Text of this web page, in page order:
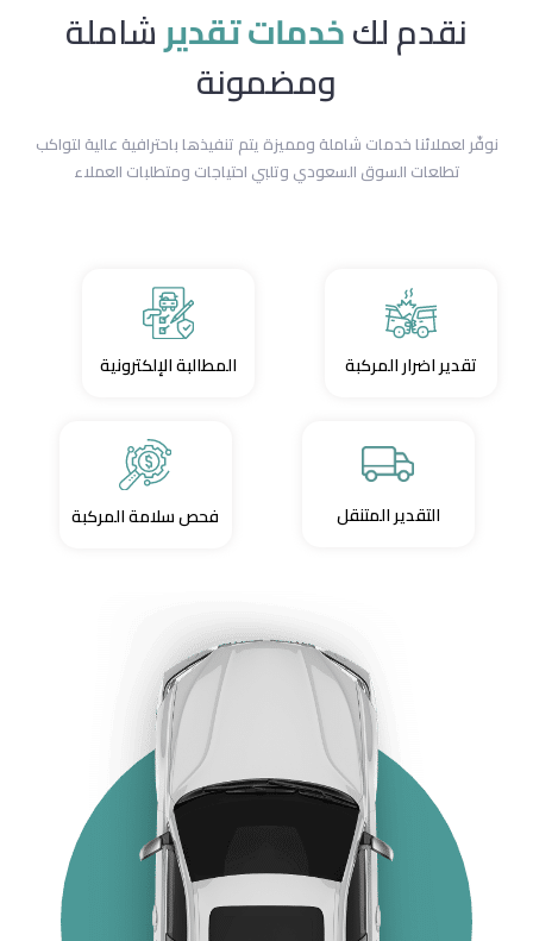
نقدم لكخدمات تقديرشاملة
ومضمونة
نوفّر لعملائنا خدمات شاملة ومميزة يتم تنفيذها باحترافية عالية لتواكب
تطلعات السوق السعودي وتلبي احتياجات ومتطلبات العملاء
تقدير اضرار المركبة المطالبة الإلكترونية
التقدير المتنقل فحص سلامة المركبة